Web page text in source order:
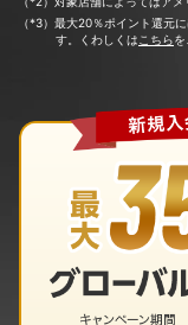
（*3）最大20％ポイント還元
す。くわしくは こちらを